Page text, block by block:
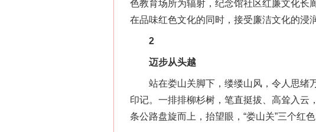
色教育场所为辐射，纪念馆社区红廉文化长
在品味红色文化的同时，接受廉洁文化的浸
2
迈步从头越
站在娄山关脚下，缕缕山风，令人思绪万
印记。一排排柳杉树，笔直挺拔、高耸入云
条公路盘旋而上，抬望眼，“娄山关”三个红